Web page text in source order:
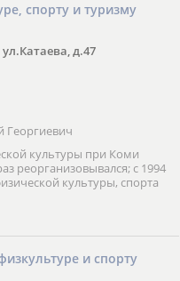
спорту и туризму
д.47
Георгиевич
культуры при Коми
реорганизовывался; с 1994
культуры, спорта
и спорту